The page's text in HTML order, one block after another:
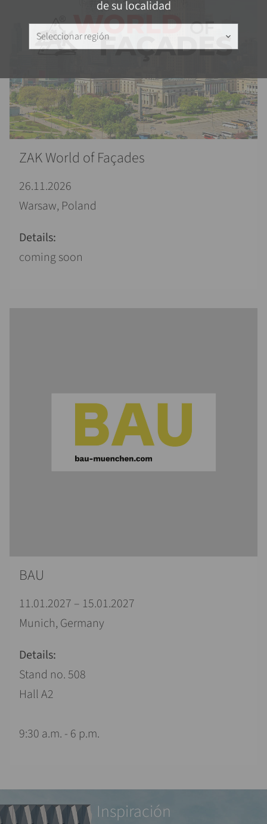
de su localidad
Seleccionar región keyboard_arrow_down
ZAK World of Façades
26.11.2026
Warsaw, Poland
Details:
coming soon
BAU
11.01.2027 – 15.01.2027
Munich, Germany
Details:
Stand no. 508
Hall A2
9:30 a.m. - 6 p.m.
Inspiración